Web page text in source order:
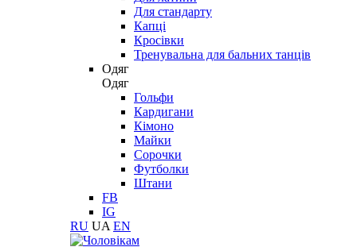
Для стандарту
Капці
Кросівки
Тренувальна для бальних танців
Одяг
Одяг
Гольфи
Кардигани
Кімоно
Майки
Сорочки
Футболки
Штани
FB
IG
RU UA EN